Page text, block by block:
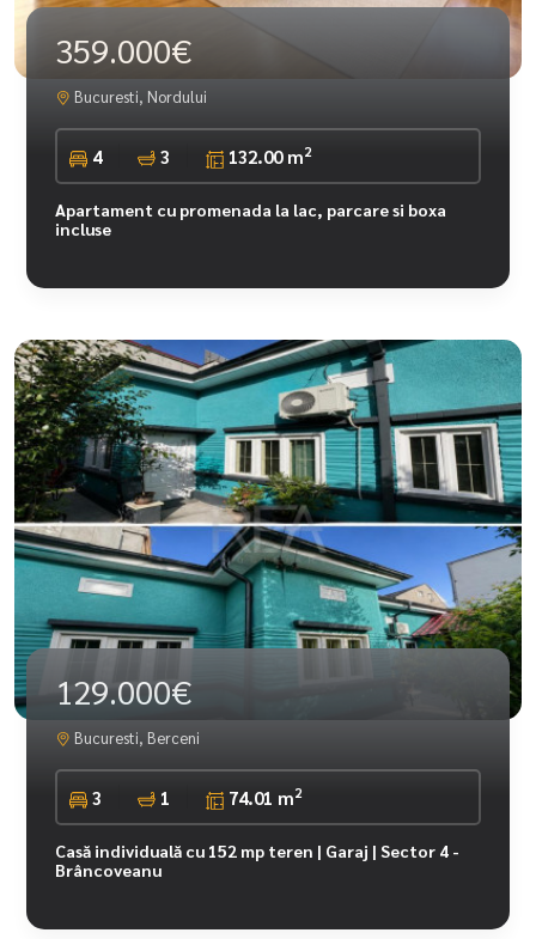
359.000€
Bucuresti, Nordului
4 3 132.00 m2
Apartament cu promenada la lac, parcare si boxa
incluse
129.000€
Bucuresti, Berceni
3 1 74.01 m2
Casă individuală cu 152 mp teren | Garaj | Sector 4 -
Brâncoveanu